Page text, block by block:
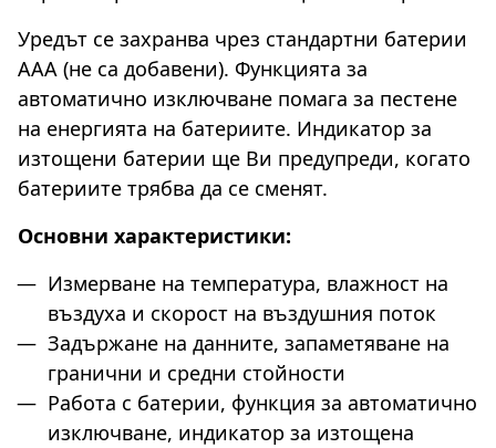
Уредът се захранва чрез стандартни батерии
AAA (не са добавени). Функцията за
автоматично изключване помага за пестене
на енергията на батериите. Индикатор за
изтощени батерии ще Ви предупреди, когато
батериите трябва да се сменят.
Основни характеристики:
Измерване на температура, влажност на
въздуха и скорост на въздушния поток
Задържане на данните, запаметяване на
гранични и средни стойности
Работа с батерии, функция за автоматично
изключване, индикатор за изтощена